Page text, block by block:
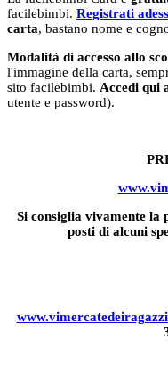
facilebimbi. Registrati
carta, bastano nome e
Modalità di accesso allo
l'immagine della carta,
sito facilebimbi. Accedi qui
utente e password).
Si consiglia vivamente la
posti di alcuni